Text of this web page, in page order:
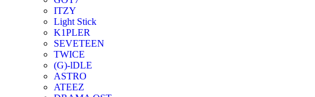
ITZY
Light Stick
K1PLER
SEVETEEN
TWICE
(G)-lDLE
ASTRO
ATEEZ